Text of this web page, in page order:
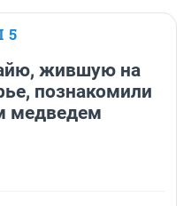
5
жившую на
познакомили
медведем